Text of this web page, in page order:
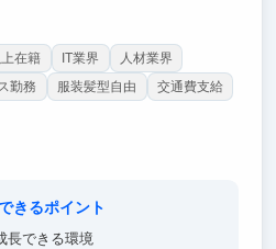
在籍 IT業界
人材業界
勤務 服装髪型自由 交通費支給
きるポイント
長できる環境